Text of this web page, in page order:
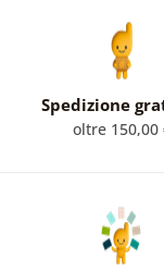
con cuffie è
bambini. Questo
Non passerà
Spedizione
oltre 150,00